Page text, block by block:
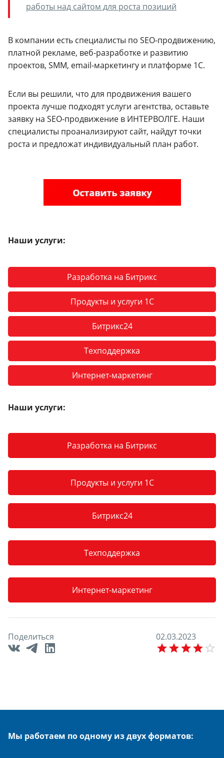
работы над сайтом для роста позиций
В компании есть специалисты по SEO-продвижению,
платной рекламе, веб-разработке и развитию
проектов, SMM, email-маркетингу и платформе 1C.
Если вы решили, что для продвижения вашего
проекта лучше подходят услуги агентства, оставьте
заявку на SEO-продвижение в ИНТЕРВОЛГЕ. Наши
специалисты проанализируют сайт, найдут точки
роста и предложат индивидуальный план работ.
Наши услуги:
Разработка на Битрикс
Продукты и услуги 1С
Битрикс24
Техподдержка
Интернет-маркетинг
Наши услуги:
Разработка на Битрикс
Продукты и услуги 1С
Битрикс24
Техподдержка
Интернет-маркетинг
Поделиться 02.03.2023
Мы работаем по одному из двух форматов: